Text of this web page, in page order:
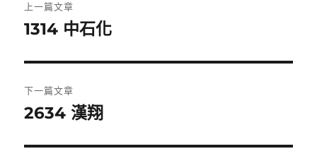
章
覽
上一篇文章
上
篇
文
章:
1314 中石化
下一篇文章
下
篇
2634 漢翔